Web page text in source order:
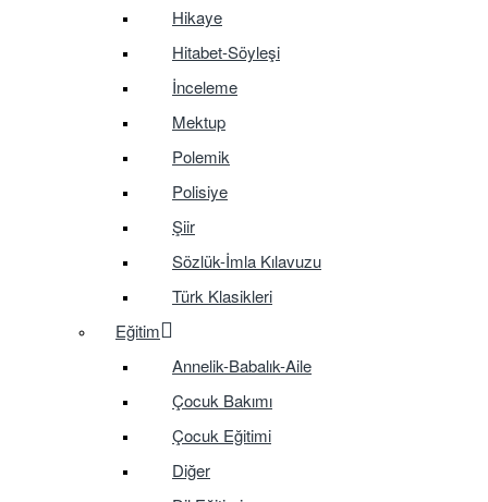
Hikaye
Hitabet-Söyleşi
İnceleme
Mektup
Polemik
Polisiye
Şiir
Sözlük-İmla Kılavuzu
Türk Klasikleri
Eğitim
Annelik-Babalık-Aile
Çocuk Bakımı
Çocuk Eğitimi
Diğer